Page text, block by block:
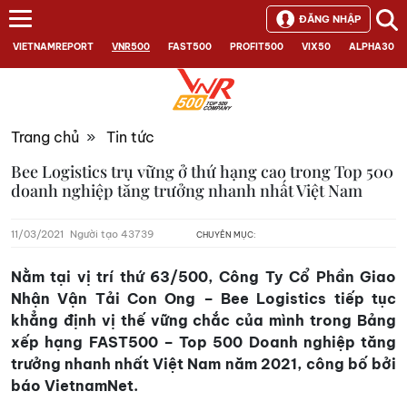
VIETNAMREPORT VNR500 FAST500 PROFIT500 VIX50 ALPHA30
ĐĂNG NHẬP
Trang chủ » Tin tức
Bee Logistics trụ vững ở thứ hạng cao trong Top 500
doanh nghiệp tăng trưởng nhanh nhất Việt Nam
11/03/2021 Người tạo 43739 CHUYÊN MỤC:
Nằm tại vị trí thứ 63/500, Công Ty Cổ Phần Giao
Nhận Vận Tải Con Ong – Bee Logistics tiếp tục
khẳng định vị thế vững chắc của mình trong Bảng
xếp hạng FAST500 – Top 500 Doanh nghiệp tăng
trưởng nhanh nhất Việt Nam năm 2021, công bố bởi
báo VietnamNet.